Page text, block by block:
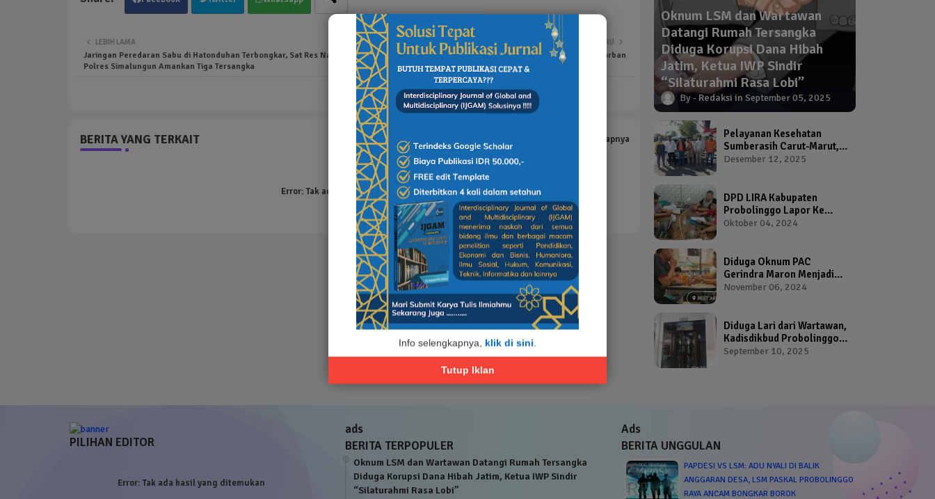
Info selengkapnya, klik di sini.
Tutup Iklan
LEBIH BARU
DVI Polda Jabar Identifikasi 10 Jenazah dan 1 Bagian Tubuh Korban
LEBIH LAMA
Jaringan Peredaran Sabu di Hatonduhan Terbongkar, Sat Res Narkoba
Polres Simalungun Amankan Tiga Tersangka
BERITA YANG TERKAIT Tampilkan selengkapnya
Error:Tak ada hasil yang ditemukan
Oknum LSM dan Wartawan
Datangi Rumah Tersangka
Diduga Korupsi Dana Hibah
Jatim, Ketua IWP Sindir
“Silaturahmi Rasa Lobi”
Redaksi September 05, 2025
Pelayanan Kesehatan
Sumberasih Carut-Marut,
Kepala Puskesmas dan
Desember 12, 2025
DPD LIRA Kabupaten
Probolinggo Lapor Ke
Bawaslu Terkait Dugaan
Bupati Probolinggo
Oktober 04, 2024
Diduga Oknum PAC
Gerindra Maron Menjadi
Broker Proposal Dana
November 06, 2024
Diduga Lari dari Wartawan,
Kadisdikbud Probolinggo
Bikin Geram Ketua IWP
September 10, 2025
PILIHAN EDITOR
Error:Tak ada hasil yang ditemukan
ads
BERITA TERPOPULER
Oknum LSM dan Wartawan Datangi Rumah Tersangka
Diduga Korupsi Dana Hibah Jatim, Ketua IWP Sindir
“Silaturahmi Rasa Lobi”
Ads
BERITA UNGGULAN
PAPDESI VS LSM: ADU NYALI DI BALIK
ANGGARAN DESA, LSM PASKAL PROBOLINGGO
RAYA ANCAM BONGKAR BOROK